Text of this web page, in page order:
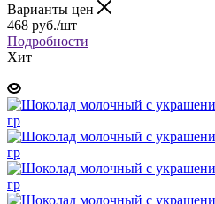
Варианты цен
468 руб./шт
Подробности
Хит